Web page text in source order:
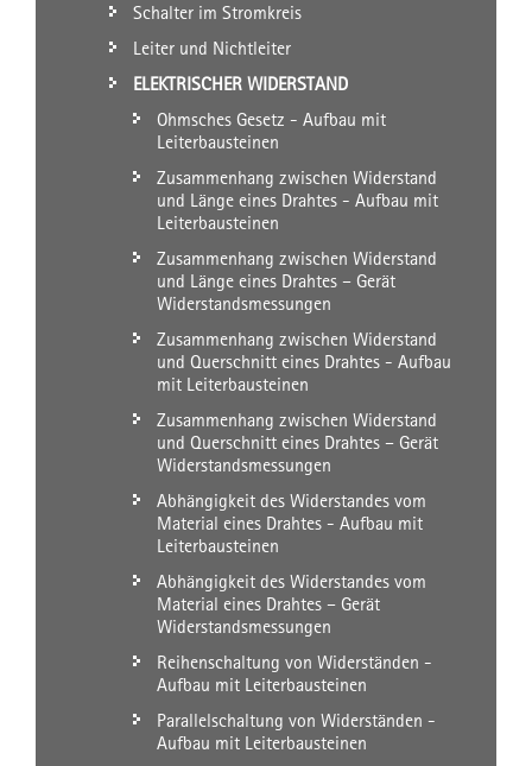
Schalter im Stromkreis
Leiter und Nichtleiter
ELEKTRISCHER WIDERSTAND
Ohmsches Gesetz - Aufbau mit
Leiterbausteinen
Zusammenhang zwischen Widerstand
und Länge eines Drahtes - Aufbau mit
Leiterbausteinen
Zusammenhang zwischen Widerstand
und Länge eines Drahtes – Gerät
Widerstandsmessungen
Zusammenhang zwischen Widerstand
und Querschnitt eines Drahtes - Aufbau
mit Leiterbausteinen
Zusammenhang zwischen Widerstand
und Querschnitt eines Drahtes – Gerät
Widerstandsmessungen
Abhängigkeit des Widerstandes vom
Material eines Drahtes - Aufbau mit
Leiterbausteinen
Abhängigkeit des Widerstandes vom
Material eines Drahtes – Gerät
Widerstandsmessungen
Reihenschaltung von Widerständen -
Aufbau mit Leiterbausteinen
Parallelschaltung von Widerständen -
Aufbau mit Leiterbausteinen